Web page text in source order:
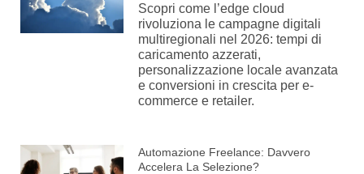
Scopri come l’edge cloud
rivoluziona le campagne digitali
multiregionali nel 2026: tempi di
caricamento azzerati,
personalizzazione locale avanzata
e conversioni in crescita per e-
commerce e retailer.
Automazione Freelance: Davvero
Accelera La Selezione?